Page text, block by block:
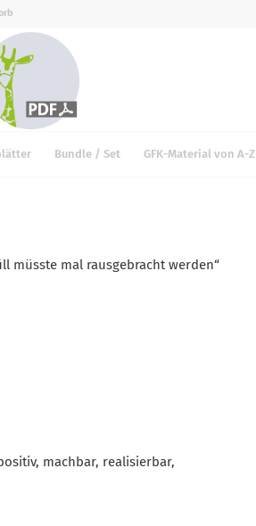
Bundle / Set GFK-Material von A-Z
müsste mal rausgebracht werden“
machbar, realisierbar,